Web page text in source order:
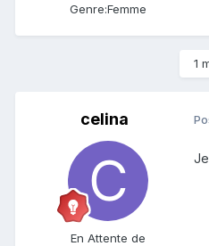
Genre:Femme
1
celina
En Attente de